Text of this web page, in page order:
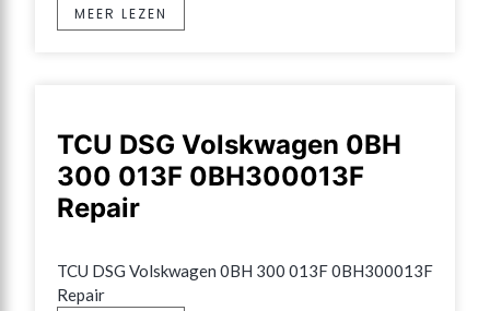
MEER LEZEN
TCU DSG Volskwagen 0BH
300 013F 0BH300013F
Repair
TCU DSG Volskwagen 0BH 300 013F 0BH300013F
Repair